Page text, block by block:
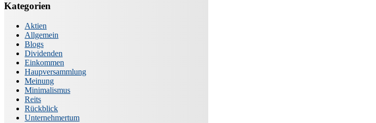
Kategorien
Aktien
Allgemein
Blogs
Dividenden
Einkommen
Haupversammlung
Meinung
Minimalismus
Reits
Rückblick
Unternehmertum